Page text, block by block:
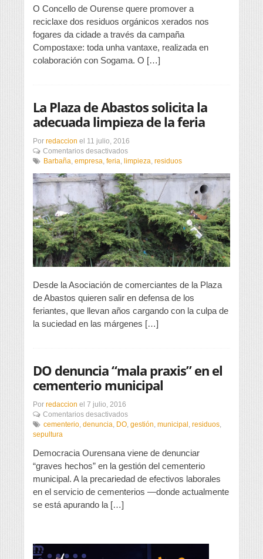
parada
dunha
campaña
para
o
fomento
O Concello de Ourense quere promover a
reciclaxe dos residuos orgánicos xerados nos
fogares da cidade a través da campaña
Compostaxe: toda unha vantaxe, realizada en
colaboración con Sogama. O […]
La Plaza de Abastos solicita la
adecuada limpieza de la feria
Por redaccion el 11 julio, 2016
Comentarios desactivadosen
La
de
Abastos
solicita
la
adecuada
limpieza
de
la
feria
Barbaña, empresa, feria, limpieza, residuos
Desde la Asociación de comerciantes de la Plaza
de Abastos quieren salir en defensa de los
feriantes, que llevan años cargando con la culpa de
la suciedad en las márgenes […]
DO denuncia “mala praxis” en el
cementerio municipal
Por redaccion el 7 julio, 2016
Comentarios desactivadosen
DO
praxis”
en
cementerio
municipal
cementerio denuncia DO gestión municipal residuos
sepultura
Democracia Ourensana viene de denunciar
“graves hechos” en la gestión del cementerio
municipal. A la precariedad de efectivos laborales
en el servicio de cementerios —donde actualmente
se está apurando la […]